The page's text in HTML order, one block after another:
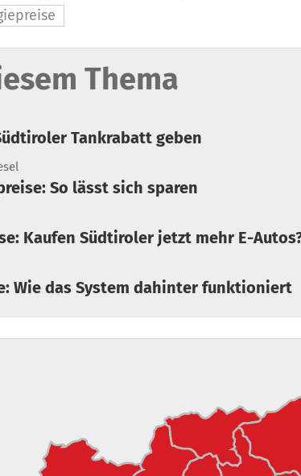
Thema
Tankrabatt geben
So lässt sich sparen
 Hohe Dieselpreise: Kaufen Südtiroler jetzt mehr E-
Wie das System dahinter funktioniert